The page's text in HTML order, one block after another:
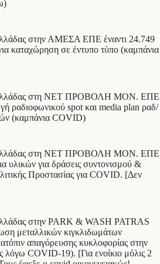
στην ΑΜΕΣΑ ΕΠΕ έναντι 24.749
καταχώρηση σε έντυπο τύπο (καμπάνια
Ελλάδας στη ΝΕΤ ΠΡΟΒΟΛΗ ΜΟΝ. ΕΠΕ
ραδιοφωνικού spot και media plan ραδ/
(καμπάνια COVID)
Ελλάδας στη ΝΕΤ ΠΡΟΒΟΛΗ ΜΟΝ. ΕΠΕ
υλικών για δράσεις συντονισμού &
Προστασίας για COVID. [Δεν
στην PARK & WASH PATRAS
μεταλλικών κιγκλιδωμάτων
απαγόρευσης κυκλοφορίας στην
λόγω COVID-19). [Για ενοίκιο μόλις 2